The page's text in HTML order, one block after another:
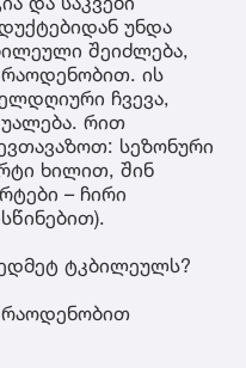
უნდა
შეიძლება,
ის
ჩვევა,
რით
სეზონური
ხილით, შინ
– ჩირი
ტკბილეულს?